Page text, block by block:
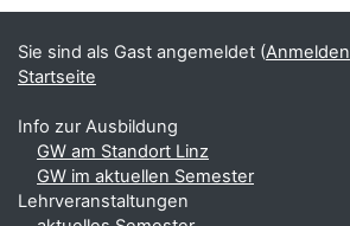
Sie sind als Gast angemeldet (Anmelden
Startseite
Info zur Ausbildung
GW am Standort Linz
GW im aktuellen Semester
Lehrveranstaltungen